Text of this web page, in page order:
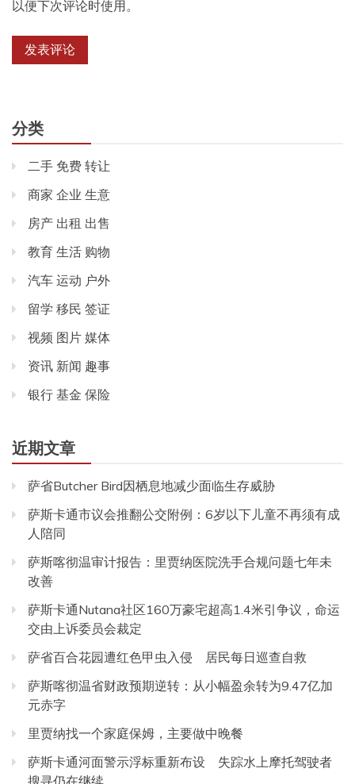
以便下次评论时使用。
分类
二手 免费 转让
商家 企业 生意
房产 出租 出售
教育 生活 购物
汽车 运动 户外
留学 移民 签证
视频 图片 媒体
资讯 新闻 趣事
银行 基金 保险
近期文章
萨省Butcher Bird因栖息地减少面临生存威胁
萨斯卡通市议会推翻公交附例：6岁以下儿童不再须有成
人陪同
萨斯喀彻温审计报告：里贾纳医院洗手合规问题七年未
改善
萨斯卡通Nutana社区160万豪宅超高1.4米引争议，命运
交由上诉委员会裁定
萨省百合花园遭红色甲虫入侵 居民每日巡查自救
萨斯喀彻温省财政预期逆转：从小幅盈余转为9.47亿加
元赤字
里贾纳找一个家庭保姆，主要做中晚餐
萨斯卡通河面警示浮标重新布设 失踪水上摩托驾驶者